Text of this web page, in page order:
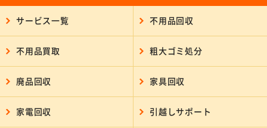
サービス一覧 不用品回収
不用品買取 粗大ゴミ処分
廃品回収 家具回収
家電回収 引越しサポート